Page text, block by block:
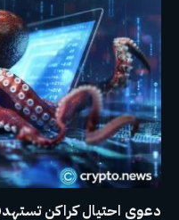
دعوى احتيال كراكن